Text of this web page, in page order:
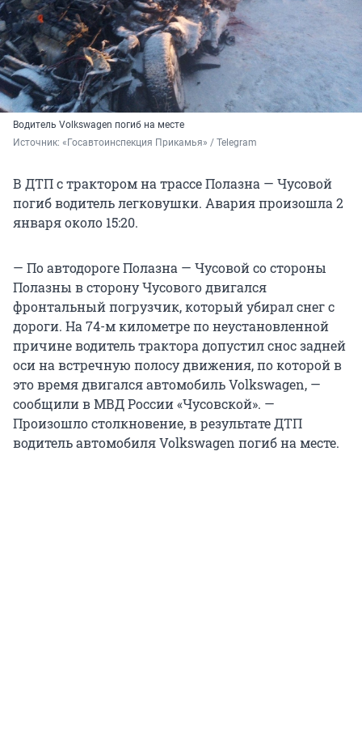
Водитель Volkswagen погиб на месте
Источник: «Госавтоинспекция Прикамья» / Telegram
В ДТП с трактором на трассе Полазна — Чусовой
погиб водитель легковушки. Авария произошла 2
января около 15:20.
— По автодороге Полазна — Чусовой со стороны
Полазны в сторону Чусового двигался
фронтальный погрузчик, который убирал снег с
дороги. На 74-м километре по неустановленной
причине водитель трактора допустил снос задней
оси на встречную полосу движения, по которой в
это время двигался автомобиль Volkswagen, —
сообщили в МВД России «Чусовской». —
Произошло столкновение, в результате ДТП
водитель автомобиля Volkswagen погиб на месте.